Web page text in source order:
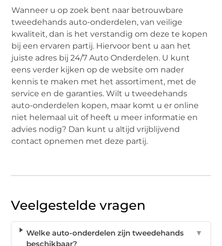
Wanneer u op zoek bent naar betrouwbare
tweedehands auto-onderdelen, van veilige
kwaliteit, dan is het verstandig om deze te kopen
bij een ervaren partij. Hiervoor bent u aan het
juiste adres bij 24/7 Auto Onderdelen. U kunt
eens verder kijken op de website om nader
kennis te maken met het assortiment, met de
service en de garanties. Wilt u tweedehands
auto-onderdelen kopen, maar komt u er online
niet helemaal uit of heeft u meer informatie en
advies nodig? Dan kunt u altijd vrijblijvend
contact opnemen met deze partij.
Veelgestelde vragen
Welke auto-onderdelen zijn tweedehands
beschikbaar?
▼